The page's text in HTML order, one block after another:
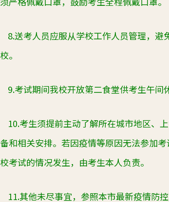
8.送考人员应服从学校工作人员管理，
校。
9.考试期间我校开放第二食堂供考生午间
10.考生须提前主动了解所在城市地区、
备和相关安排。若因疫情等原因无法参加
校考试的情况发生，由考生本人负责。
11.其他未尽事宜，参照本市最新疫情防控